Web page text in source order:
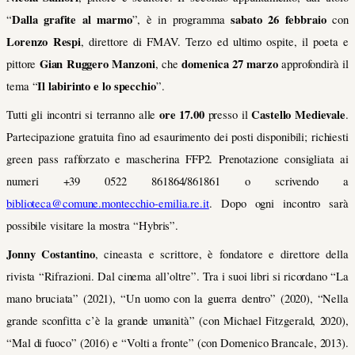
“Dalla grafite al marmo”, è in programmasabato 26 febbraiocon
Lorenzo Respi, direttore di FMAV. Terzo ed ultimo ospite, il poeta e
pittore Gian Ruggero Manzoni, chedomenica 27 marzo approfondirà il
tema “Il labirinto e lo specchio”.
Tutti gli incontri si terranno alleore 17.00presso ilCastello Medievale.
Partecipazione gratuita fino ad esaurimento dei posti disponibili; richiesti
green pass rafforzato e mascherina FFP2. Prenotazione consigliata ai
numeri +39 0522 861864/861861 o scrivendo a
biblioteca@comune.montecchio-emilia.re.it. Dopo ogni incontro sarà
possibile visitare la mostra “Hybris”.
Jonny Costantino, cineasta e scrittore, è fondatore e direttore della
rivista “Rifrazioni. Dal cinema all’oltre”. Tra i suoi libri si ricordano “La
mano bruciata” (2021), “Un uomo con la guerra dentro” (2020), “Nella
grande sconfitta c’è la grande umanità” (con Michael Fitzgerald, 2020),
“Mal di fuoco” (2016) e “Volti a fronte” (con Domenico Brancale, 2013).